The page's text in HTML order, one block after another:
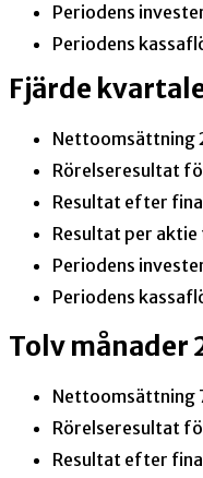
Periodens
Periodens
Fjärde
Nettoomsättning
Rörelseresultat
Resultat efter
Resultat per
Periodens
Periodens
Tolv månader
Nettoomsättning
Rörelseresultat
Resultat efter